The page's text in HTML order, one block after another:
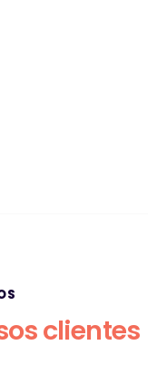
clientes